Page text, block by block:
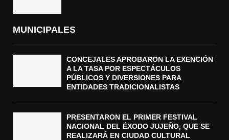
MUNICIPALES
CONCEJALES APROBARON LA EXENCIÓN
A LA TASA POR ESPECTÁCULOS
PÚBLICOS Y DIVERSIONES PARA
ENTIDADES TRADICIONALISTAS
PRESENTARON EL PRIMER FESTIVAL
NACIONAL DEL ÉXODO JUJEÑO, QUE SE
REALIZARÁ EN CIUDAD CULTURAL